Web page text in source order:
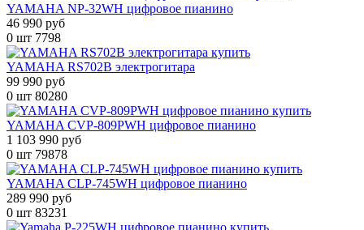
YAMAHA NP-32WH цифровое пианино
46 990 руб
0 шт 7798
YAMAHA RS702B электрогитара
99 990 руб
0 шт 80280
YAMAHA CVP-809PWH цифровое пианино
1 103 990 руб
0 шт 79878
YAMAHA CLP-745WH цифровое пианино
289 990 руб
0 шт 83231